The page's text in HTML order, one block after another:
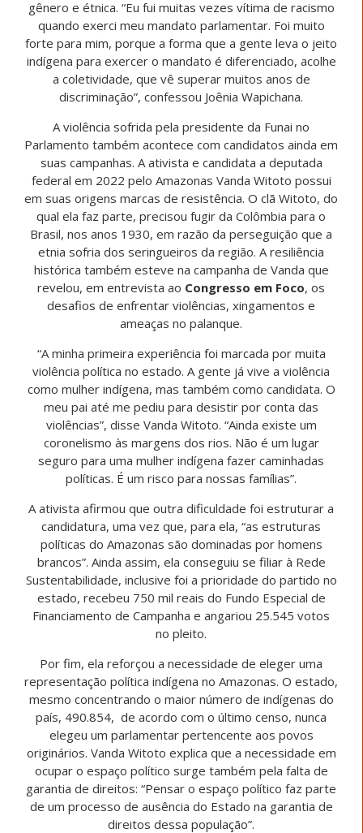
gênero e étnica. “Eu fui muitas vezes vítima de racismo
quando exerci meu mandato parlamentar. Foi muito
forte para mim, porque a forma que a gente leva o jeito
indígena para exercer o mandato é diferenciado, acolhe
a coletividade, que vê superar muitos anos de
discriminação”, confessou Joênia Wapichana.
A violência sofrida pela presidente da Funai no
Parlamento também acontece com candidatos ainda em
suas campanhas. A ativista e candidata a deputada
federal em 2022 pelo Amazonas Vanda Witoto possui
em suas origens marcas de resistência. O clã Witoto, do
qual ela faz parte, precisou fugir da Colômbia para o
Brasil, nos anos 1930, em razão da perseguição que a
etnia sofria dos seringueiros da região. A resiliência
histórica também esteve na campanha de Vanda que
revelou, em entrevista ao Congresso em Foco, os
desafios de enfrentar violências, xingamentos e
ameaças no palanque.
“A minha primeira experiência foi marcada por muita
violência política no estado. A gente já vive a violência
como mulher indígena, mas também como candidata. O
meu pai até me pediu para desistir por conta das
violências”, disse Vanda Witoto. “Ainda existe um
coronelismo às margens dos rios. Não é um lugar
seguro para uma mulher indígena fazer caminhadas
políticas. É um risco para nossas famílias”.
A ativista afirmou que outra dificuldade foi estruturar a
candidatura, uma vez que, para ela, “as estruturas
políticas do Amazonas são dominadas por homens
brancos”. Ainda assim, ela conseguiu se filiar à Rede
Sustentabilidade, inclusive foi a prioridade do partido no
estado, recebeu 750 mil reais do Fundo Especial de
Financiamento de Campanha e angariou 25.545 votos
no pleito.
Por fim, ela reforçou a necessidade de eleger uma
representação política indígena no Amazonas. O estado,
mesmo concentrando o maior número de indígenas do
país, 490.854, de acordo com o último censo, nunca
elegeu um parlamentar pertencente aos povos
originários. Vanda Witoto explica que a necessidade em
ocupar o espaço político surge também pela falta de
garantia de direitos: “Pensar o espaço político faz parte
de um processo de ausência do Estado na garantia de
direitos dessa população”.